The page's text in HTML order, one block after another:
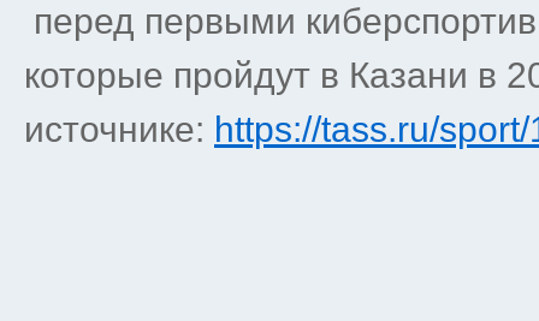
перед первыми
которые пройдут в Казани в
источнике: https://tass.ru/